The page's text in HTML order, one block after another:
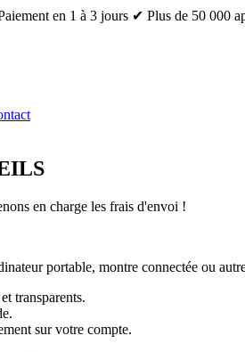
en 1 à 3 jours ✔ Plus de 50 000
en charge les frais d'envoi !
portable, montre connectée ou
transparents.
sur votre compte.